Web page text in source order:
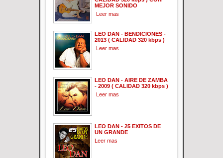
MEJOR SONIDO
Leer mas
LEO DAN - BENDICIONES -
2013 ( CALIDAD 320 kbps )
Leer mas
LEO DAN - AIRE DE ZAMBA
- 2009 ( CALIDAD 320 kbps )
Leer mas
LEO DAN - 25 EXITOS DE
UN GRANDE
Leer mas